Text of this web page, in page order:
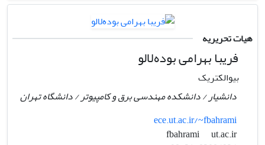
هیات تحریریه
فریبا بهرامی بوده‌لالو
بیوالکتریک
دانشیار / دانشکده مهندسی برق و کامپیوتر / دانشگاه تهران
ece.ut.ac.ir/~fbahrami
fbahrami
ut.ac.ir